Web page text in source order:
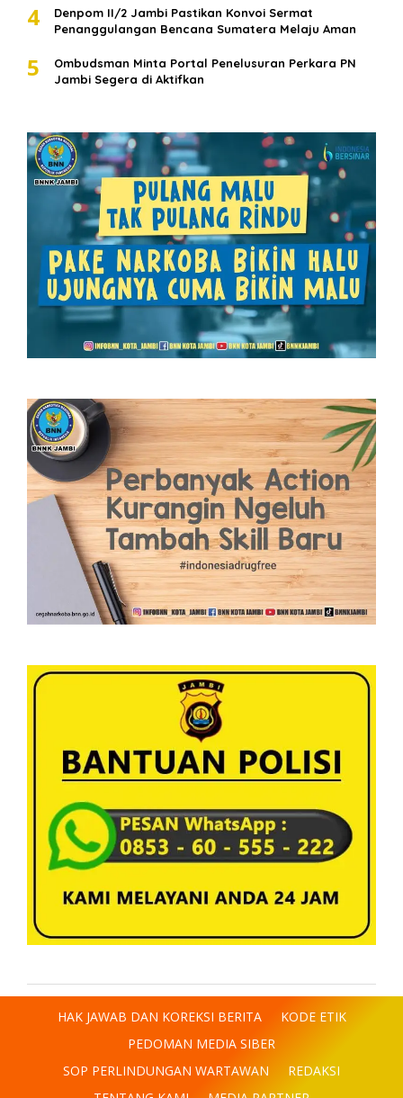
4
Denpom II/2 Jambi Pastikan Konvoi Sermat
Penanggulangan Bencana Sumatera Melaju Aman
5
Ombudsman Minta Portal Penelusuran Perkara PN
Jambi Segera di Aktifkan
HAK JAWAB DAN KOREKSI BERITA
KODE ETIK
PEDOMAN MEDIA SIBER
SOP PERLINDUNGAN WARTAWAN
REDAKSI